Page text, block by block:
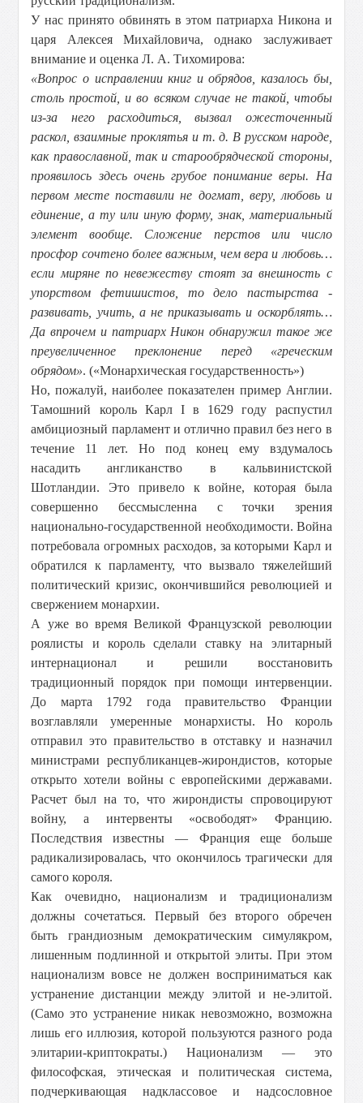
У нас принято обвинять в этом патриарха Никона и
царя Алексея Михайловича, однако заслуживает
внимание и оценка Л. А. Тихомирова:
«Вопрос о исправлении книг и обрядов, казалось бы,
столь простой, и во всяком случае не такой, чтобы
из-за него расходиться, вызвал ожесточенный
раскол, взаимные проклятья и т. д. В русском народе,
как православной, так и старообрядческой стороны,
проявилось здесь очень грубое понимание веры. На
первом месте поставили не догмат, веру, любовь и
единение, а ту или иную форму, знак, материальный
элемент вообще. Сложение перстов или число
просфор сочтено более важным, чем вера и любовь…
если миряне по невежеству стоят за внешность с
упорством фетишистов, то дело пастырства -
развивать, учить, а не приказывать и оскорблять…
Да впрочем и патриарх Никон обнаружил такое же
преувеличенное преклонение перед «греческим
обрядом». («Монархическая государственность»)
Но, пожалуй, наиболее показателен пример Англии.
Тамошний король Карл I в 1629 году распустил
амбициозный парламент и отлично правил без него в
течение 11 лет. Но под конец ему вздумалось
насадить англиканство в кальвинистской
Шотландии. Это привело к войне, которая была
совершенно бессмысленна с точки зрения
национально-государственной необходимости. Война
потребовала огромных расходов, за которыми Карл и
обратился к парламенту, что вызвало тяжелейший
политический кризис, окончившийся революцией и
свержением монархии.
А уже во время Великой Французской революции
роялисты и король сделали ставку на элитарный
интернационал и решили восстановить
традиционный порядок при помощи интервенции.
До марта 1792 года правительство Франции
возглавляли умеренные монархисты. Но король
отправил это правительство в отставку и назначил
министрами республиканцев-жирондистов, которые
открыто хотели войны с европейскими державами.
Расчет был на то, что жирондисты спровоцируют
войну, а интервенты «освободят» Францию.
Последствия известны — Франция еще больше
радикализировалась, что окончилось трагически для
самого короля.
Как очевидно, национализм и традиционализм
должны сочетаться. Первый без второго обречен
быть грандиозным демократическим симулякром,
лишенным подлинной и открытой элиты. При этом
национализм вовсе не должен восприниматься как
устранение дистанции между элитой и не-элитой.
(Само это устранение никак невозможно, возможна
лишь его иллюзия, которой пользуются разного рода
элитарии-криптократы.) Национализм — это
философская, этическая и политическая система,
подчеркивающая надклассовое и надсословное